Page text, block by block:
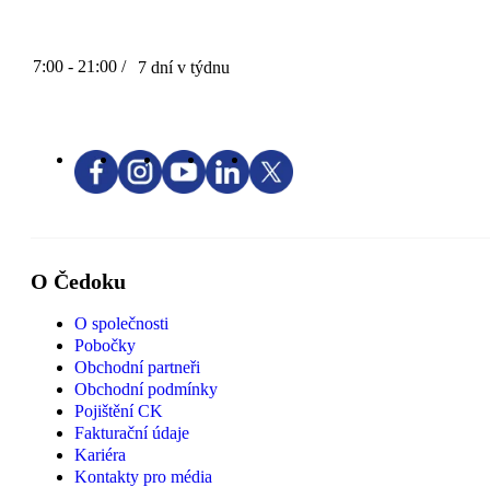
7:00 - 21:00 / 7 dní v týdnu
O Čedoku
O společnosti
Pobočky
Obchodní partneři
Obchodní podmínky
Pojištění CK
Fakturační údaje
Kariéra
Kontakty pro média